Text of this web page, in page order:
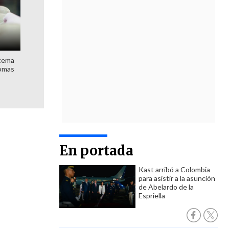
En portada
Kast arribó a Colombia
para asistir a la asunción
de Abelardo de la
Espriella